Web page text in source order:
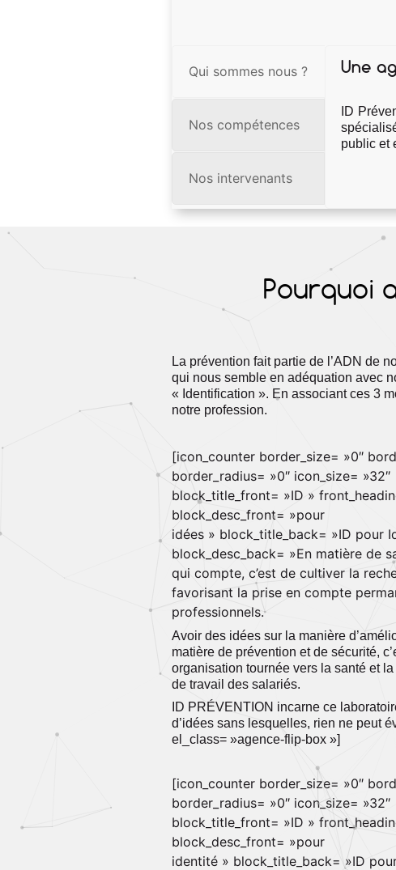
Qui sommes nous ?
Nos compétences
Nos intervenants
Une
ID
public et
Pourquoi
La prévention fait partie de l’ADN de
qui nous semble en adéquation avec
« Identification ». En associant ces 3
notre profession.
[icon_counter border_size= »0″
border_radius= »0″ icon_size= »32″
block_title_front= »ID »
block_desc_front= »pour
idées » block_title_back= »ID pour
block_desc_back= »En matière de
qui compte, c’est de cultiver la
favorisant la prise en compte
professionnels.
Avoir des idées sur la manière
matière de prévention et de sécurité,
organisation tournée vers la santé et
de travail des salariés.
ID PRÉVENTION incarne ce
d’idées sans lesquelles, rien ne peut
el_class= »agence-flip-box »]
[icon_counter border_size= »0″
border_radius= »0″ icon_size= »32″
block_title_front= »ID »
block_desc_front= »pour
identité » block_title_back= »ID